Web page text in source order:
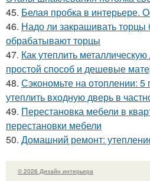
45. Белая пробка в интерьере.
46. Надо ли закрашивать торцы
обрабатывают торцы
47. Как утеплить
простой способ и дешевые
48. Сэкономьте на отоплении: 5
утеплить входную дверь в
49. Перестановка мебели в
перестановки мебели
50. Домашний ремонт:
© 2026 Дизайн интерьера